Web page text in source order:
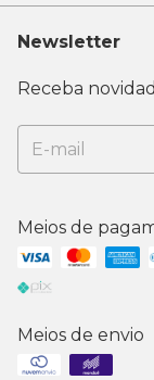
Newsletter
Receba
Meios de
Meios de envio